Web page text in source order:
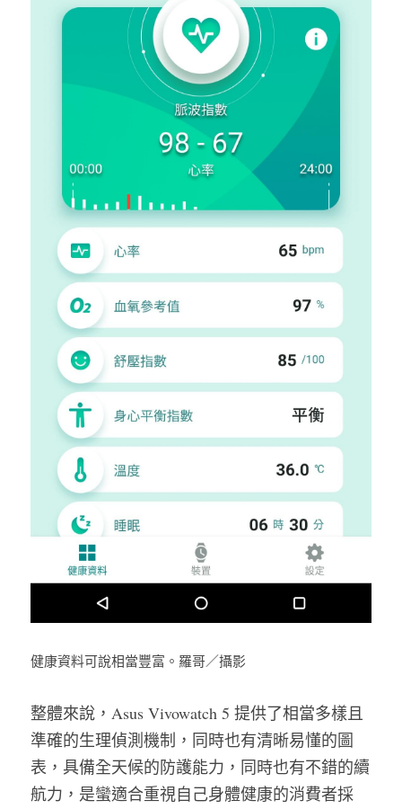
健康資料可說相當豐富。羅哥／攝影
整體來說，Asus Vivowatch 5 提供了相當多樣且
準確的生理偵測機制，同時也有清晰易懂的圖
表，具備全天候的防護能力，同時也有不錯的續
航力，是蠻適合重視自己身體健康的消費者採